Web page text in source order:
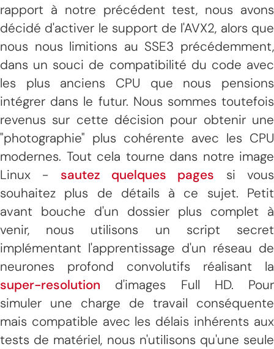
rapport à notre précédent test, nous avons
décidé d'activer le support de l'AVX2, alors que
nous nous limitions au SSE3 précédemment,
dans un souci de compatibilité du code avec
les plus anciens CPU que nous pensions
intégrer dans le futur. Nous sommes toutefois
revenus sur cette décision pour obtenir une
"photographie" plus cohérente avec les CPU
modernes. Tout cela tourne dans notre image
Linux - sautez quelques pages si vous
souhaitez plus de détails à ce sujet. Petit
avant bouche d'un dossier plus complet à
venir, nous utilisons un script secret
implémentant l'apprentissage d'un réseau de
neurones profond convolutifs réalisant la
super-resolution d'images Full HD. Pour
simuler une charge de travail conséquente
mais compatible avec les délais inhérents aux
tests de matériel, nous n'utilisons qu'une seule